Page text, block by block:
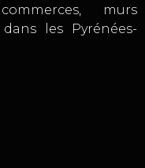
murs
les Pyrénées-